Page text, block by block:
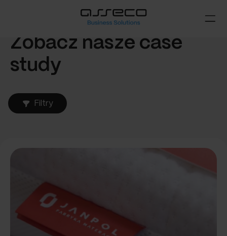
Zobacz nasze case
study
Filtry
Linia produktowa
Wyczyść filtry